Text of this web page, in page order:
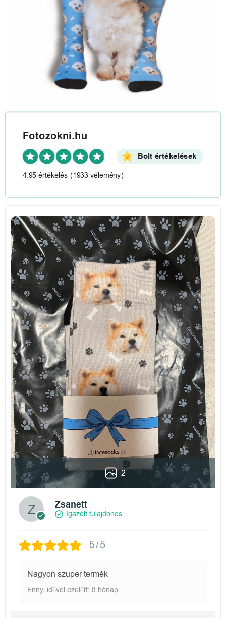
Fotozokni.hu
Bolt értékelések
4.95 értékelés (1933 vélemény)
2
Zsanett
Igazolt tulajdonos
5/5
Nagyon szuper termék
Ennyi idővel ezelőtt: 8 hónap